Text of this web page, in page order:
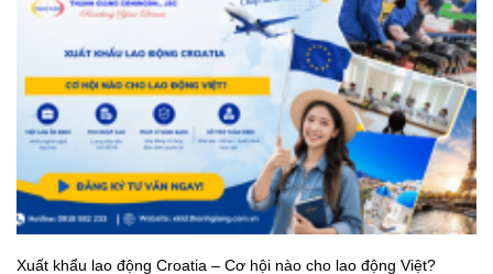
Xuất khẩu lao động Croatia – Cơ hội nào cho lao động Việt?